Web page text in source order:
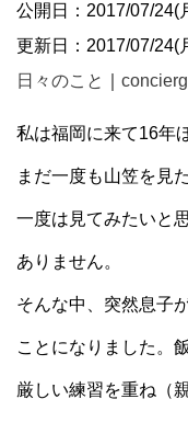
公開日：2017/07/24(
更新日：2017/07/24(
日々のこと
私は福岡に来て16年
まだ一度も山笠を見
一度は見てみたいと
ありません。
そんな中、突然息子
ことになりました。
厳しい練習を重ね（